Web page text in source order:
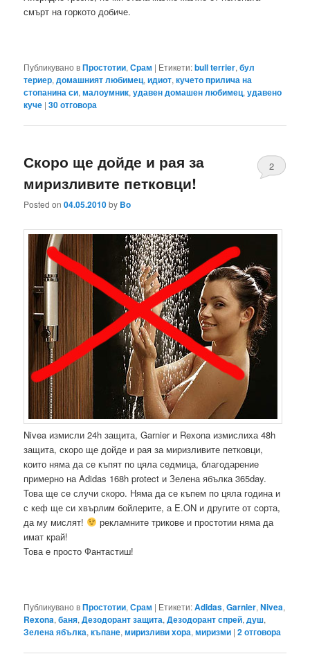
смърт на горкото добиче.
Публикувано вПростотии,Срам | Етикети:bull terrier,бул
териер,домашният любимец,идиот,кучето прилича на
стопанина си,малоумник,удавен домашен любимец,удавено
куче |30отговора
Скоро ще дойде и рая за
миризливите петковци!
Posted on04.05.2010by Bo
2
Nivea измисли 24h защита, Garnier и Rexona измислиха 48h
защита, скоро ще дойде и рая за миризливите петковци,
които няма да се къпят по цяла седмица, благодарение
примерно на Adidas 168h protect и Зелена ябълка 365day.
Това ще се случи скоро. Няма да се къпем по цяла година и
с кеф ще си хвърлим бойлерите, а E.ON и другите от сорта,
да му мислят!
рекламните трикове и простотии няма да
имат край!
Това е просто Фантастиш!
Публикувано вПростотии,Срам | Етикети:Adidas,Garnier,Nivea,
Rexona,баня,Дезодорант защита,Дезодорант спрей,душ,
Зелена ябълка,къпане,миризливи хора,миризми |2отговора